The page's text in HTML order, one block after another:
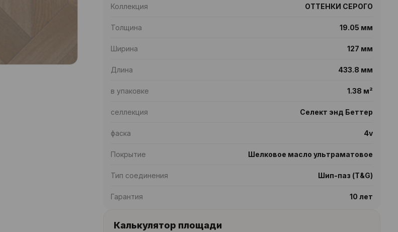
Коллекция ОТТЕНКИ СЕРОГО
Толщина 19.05 мм
Ширина 127 мм
Длина 433.8 мм
в упаковке 1.38 м²
селлекция Селект энд Беттер
фаска 4v
Покрытие Шелковое масло ультраматовое
Тип соединения Шип-паз (T&G)
Гарантия 10 лет
Калькулятор площади